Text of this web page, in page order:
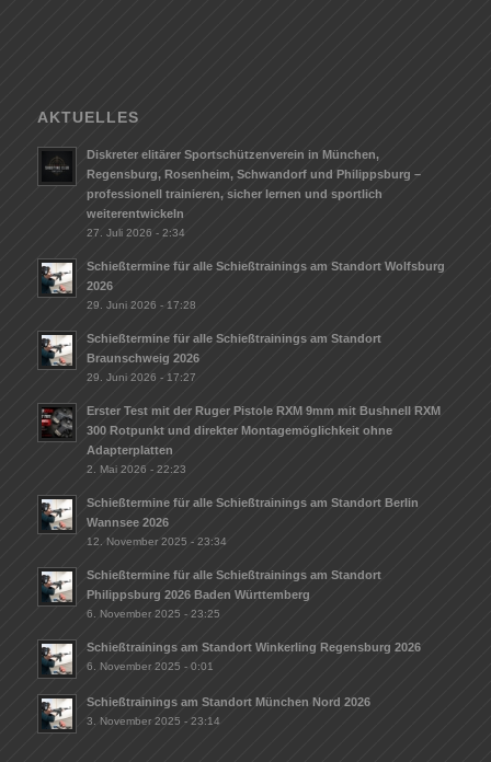
AKTUELLES
Diskreter elitärer Sportschützenverein in München,
Regensburg, Rosenheim, Schwandorf und Philippsburg –
professionell trainieren, sicher lernen und sportlich
weiterentwickeln
27. Juli 2026 - 2:34
Schießtermine für alle Schießtrainings am Standort Wolfsburg
2026
29. Juni 2026 - 17:28
Schießtermine für alle Schießtrainings am Standort
Braunschweig 2026
29. Juni 2026 - 17:27
Erster Test mit der Ruger Pistole RXM 9mm mit Bushnell RXM
300 Rotpunkt und direkter Montagemöglichkeit ohne
Adapterplatten
2. Mai 2026 - 22:23
Schießtermine für alle Schießtrainings am Standort Berlin
Wannsee 2026
12. November 2025 - 23:34
Schießtermine für alle Schießtrainings am Standort
Philippsburg 2026 Baden Württemberg
6. November 2025 - 23:25
Schießtrainings am Standort Winkerling Regensburg 2026
6. November 2025 - 0:01
Schießtrainings am Standort München Nord 2026
3. November 2025 - 23:14